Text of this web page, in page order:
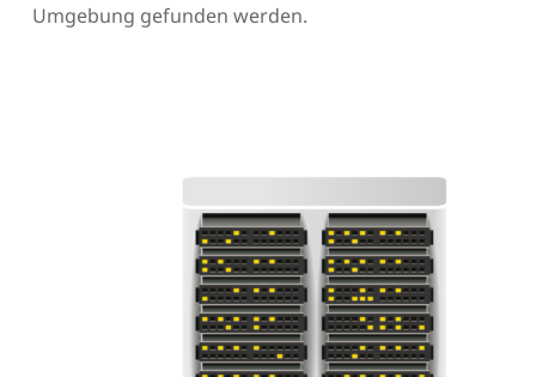
Umgebung gefunden werden.